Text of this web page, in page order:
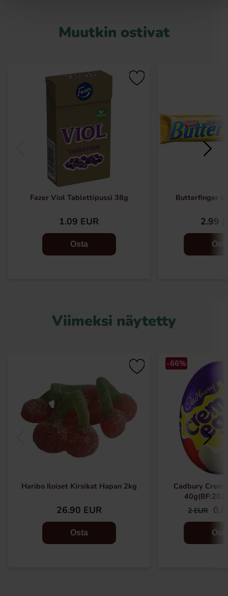
Muutkin ostivat
Fazer Viol Tablettipussi 38g
1.09 EUR
Osta
Butterfinger
2.99
Viimeksi näytetty
Haribo Iloiset Kirsikat Hapan 2kg
26.90 EUR
Osta
-66%
Cadbury
2 EUR